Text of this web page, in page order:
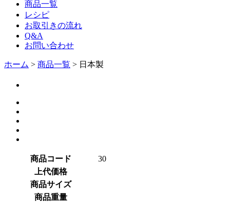
商品一覧
レシピ
お取引きの流れ
Q&A
お問い合わせ
ホーム > 商品一覧 > 日本製
商品コード
30
上代価格
商品サイズ
商品重量